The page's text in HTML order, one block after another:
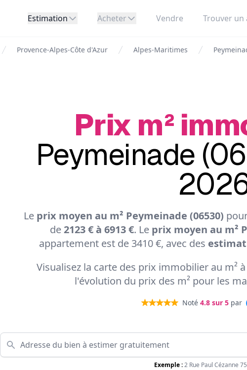
Estimation Acheter Vendre Trouver un
Provence-Alpes-Côte d'Azur Alpes-Maritimes
Prix m²
Peymeinade
Le prix moyen au m² Peymeinade (06530)
de2123 € à 6913 €. Le prix moyen au m²
appartement est de 3410 €, avec des
Visualisez la carte des prix immobilier au m²
l'évolution du prix des m² pour les
Noté 4.8 sur 5 par
Exemple :2 Rue Paul Cézanne